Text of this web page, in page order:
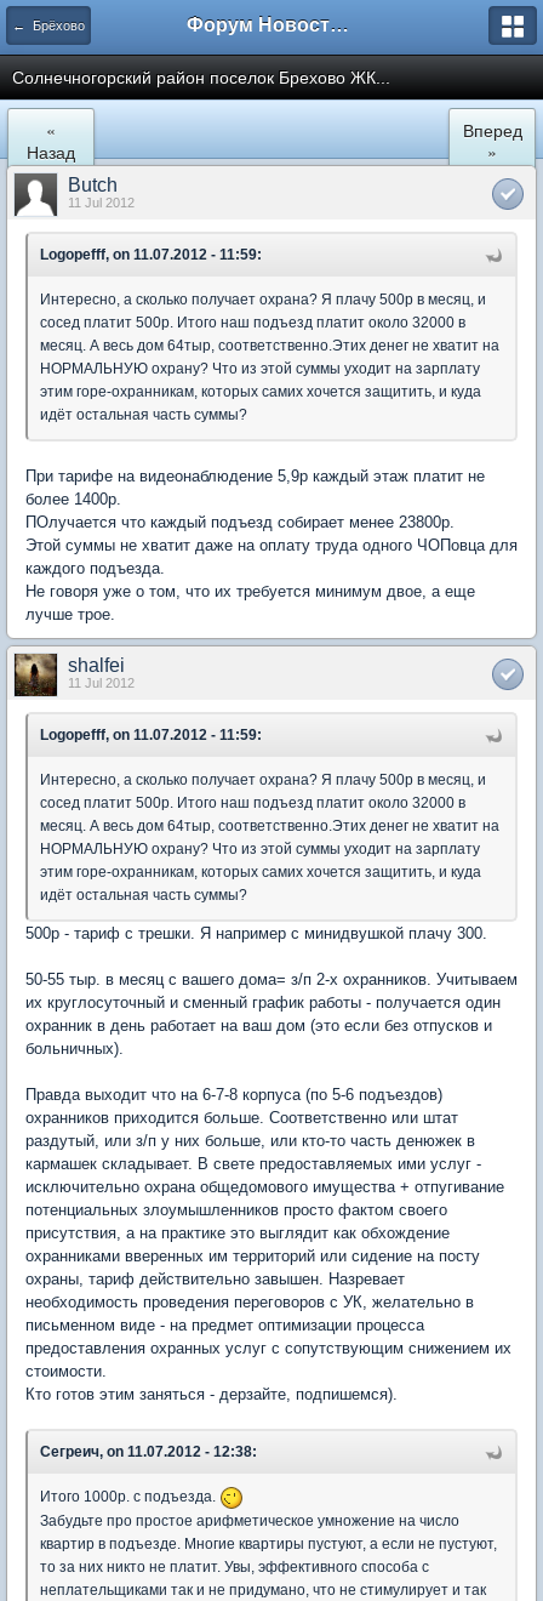
← Брёхово Форум Новостройки
Cолнечногорский район поселок Брехово ЖК...
«
Назад
Вперед
»
Butch
11 Jul 2012
Logopefff, on 11.07.2012 - 11:59:
Интересно, а сколько получает охрана? Я плачу 500р в месяц, и
сосед платит 500р. Итого наш подъезд платит около 32000 в
месяц. А весь дом 64тыр, соответственно.Этих денег не хватит на
НОРМАЛЬНУЮ охрану? Что из этой суммы уходит на зарплату
этим горе-охранникам, которых самих хочется защитить, и куда
идёт остальная часть суммы?
При тарифе на видеонаблюдение 5,9р каждый этаж платит не
более 1400р.
ПОлучается что каждый подъезд собирает менее 23800р.
Этой суммы не хватит даже на оплату труда одного ЧОПовца для
каждого подъезда.
Не говоря уже о том, что их требуется минимум двое, а еще
лучше трое.
shalfei
11 Jul 2012
Logopefff, on 11.07.2012 - 11:59:
Интересно, а сколько получает охрана? Я плачу 500р в месяц, и
сосед платит 500р. Итого наш подъезд платит около 32000 в
месяц. А весь дом 64тыр, соответственно.Этих денег не хватит на
НОРМАЛЬНУЮ охрану? Что из этой суммы уходит на зарплату
этим горе-охранникам, которых самих хочется защитить, и куда
идёт остальная часть суммы?
500р - тариф с трешки. Я например с минидвушкой плачу 300.
50-55 тыр. в месяц с вашего дома= з/п 2-х охранников. Учитываем
их круглосуточный и сменный график работы - получается один
охранник в день работает на ваш дом (это если без отпусков и
больничных).
Правда выходит что на 6-7-8 корпуса (по 5-6 подъездов)
охранников приходится больше. Соответственно или штат
раздутый, или з/п у них больше, или кто-то часть денюжек в
кармашек складывает. В свете предоставляемых ими услуг -
исключительно охрана общедомового имущества + отпугивание
потенциальных злоумышленников просто фактом своего
присутствия, а на практике это выглядит как обхождение
охранниками вверенных им территорий или сидение на посту
охраны, тариф действительно завышен. Назревает
необходимость проведения переговоров с УК, желательно в
письменном виде - на предмет оптимизации процесса
предоставления охранных услуг с сопутствующим снижением их
стоимости.
Кто готов этим заняться - дерзайте, подпишемся).
Сегреич, on 11.07.2012 - 12:38:
Итого 1000р. с подъезда.
Забудьте про простое арифметическое умножение на число
квартир в подъезде. Многие квартиры пустуют, а если не пустуют,
то за них никто не платит. Увы, эффективного способа с
неплательщиками так и не придумано, что не стимулирует и так